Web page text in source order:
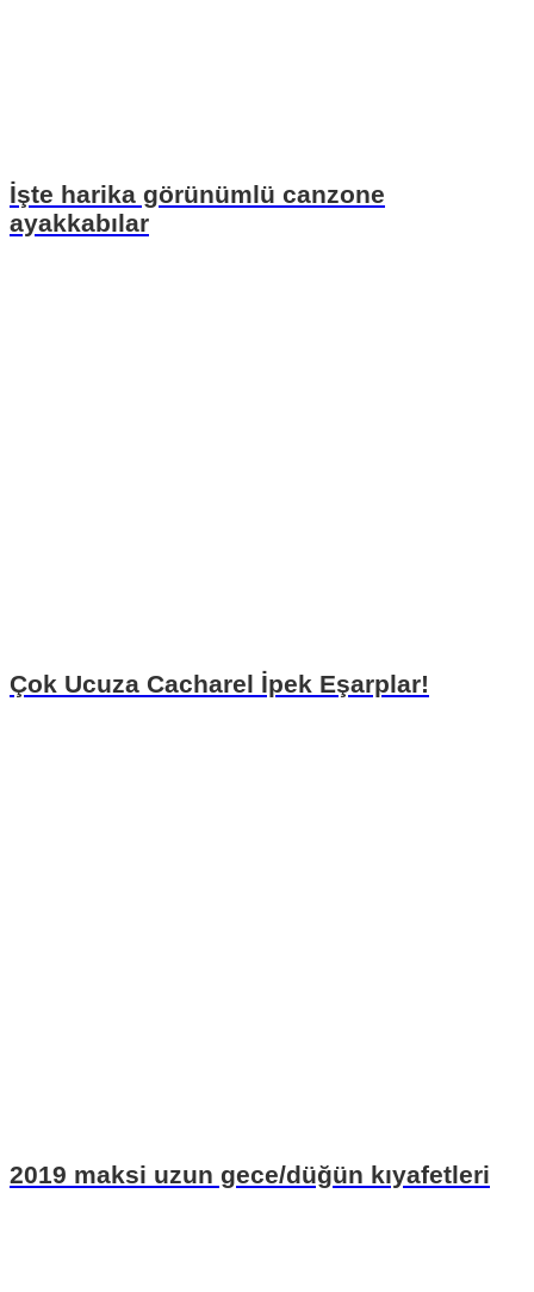
İşte harika görünümlü canzone
ayakkabılar
Çok Ucuza Cacharel İpek Eşarplar!
2019 maksi uzun gece/düğün kıyafetleri